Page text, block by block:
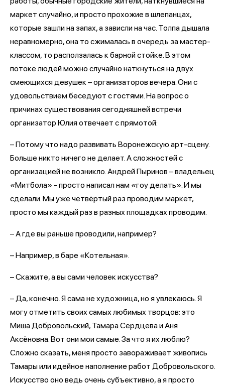
маркет случайно, и просто прохожие в шлепанцах,
которые зашли на запах, а зависли на час. Толпа дышала
неравномерно, она то сжималась в очередь за мастер-
классом, то расползалась к барной стойке. В этом
потоке людей можно случайно наткнуться на двух
смеющихся девушек – организаторов вечера. Они с
удовольствием беседуют с гостями. На вопрос о
причинах существования сегодняшней встречи
организатор Юлия отвечает с прямотой:
– Потому что надо развивать Воронежскую арт-сцену.
Больше никто ничего не делает. А сложностей с
организацией не возникло. Андрей Пыринов – владельец
«Митбола» - просто написал нам «гоу делать». И мы
сделали. Мы уже четвёртый раз проводим маркет,
просто мы каждый раз в разных площадках проводим.
– А где вы раньше проводили, например?
– Например, в баре «Котельная».
– Скажите, а вы сами человек искусства?
– Да, конечно. Я сама не художница, но я увлекаюсь. Я
могу отметить своих самых любимых творцов: это
Миша Добровольский, Тамара Сердцева и Аня
Аксёновна. Вот они мои самые. За что я их люблю?
Сложно сказать, меня просто завораживает живопись
Тамары или идейное наполнение работ Добровольского.
Искусство оно ведь очень субъективно, а я просто